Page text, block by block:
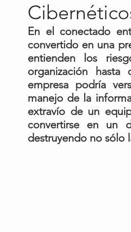
En el conectado
convertido en una
entienden los
organización
empresa podría
manejo de la
extravío de un
convertirse en un
destruyendo no sólo